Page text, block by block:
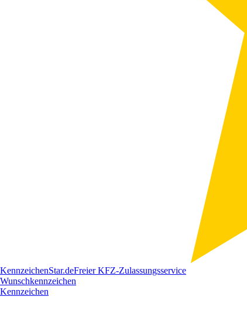
KennzeichenStar.deFreier KFZ-Zulassungsservice
Wunschkennzeichen
Kennzeichen